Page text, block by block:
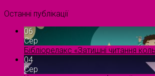
Останні публікації
06
Сер
Бібліорелакс «Затишні читання
04
Сер